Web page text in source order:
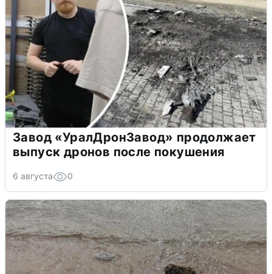
Завод «УралДронЗавод» продолжает
выпуск дронов после покушения
6 августа 0